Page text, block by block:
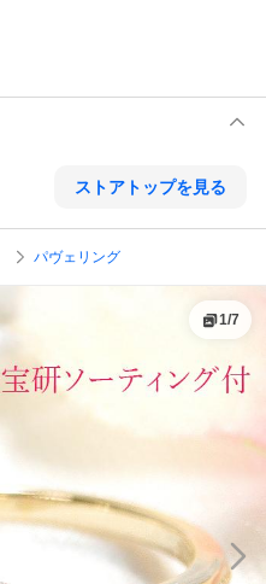
ストアトップを見る
パヴェリング
1/7